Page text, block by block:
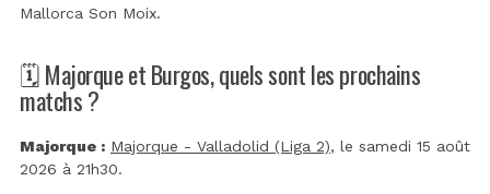
Mallorca Son Moix.
🗓️ Majorque et Burgos, quels sont les prochains
matchs ?
Majorque : Majorque - Valladolid (Liga 2), le samedi 15 août
2026 à 21h30.